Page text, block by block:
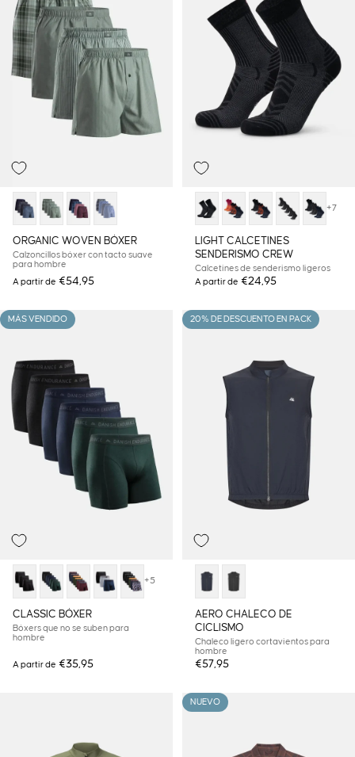
ORGANIC WOVEN BÓXER
Calzoncillos bóxer con tacto suave
para hombre
A partir de €54,95
+7
LIGHT CALCETINES
SENDERISMO CREW
Calcetines de senderismo ligeros
A partir de €24,95
MÁS VENDIDO
+5
CLASSIC BÓXER
Bóxers que no se suben para
hombre
A partir de €35,95
20% DE DESCUENTO EN PACK
AERO CHALECO DE
CICLISMO
Chaleco ligero cortavientos para
hombre
€57,95
NUEVO